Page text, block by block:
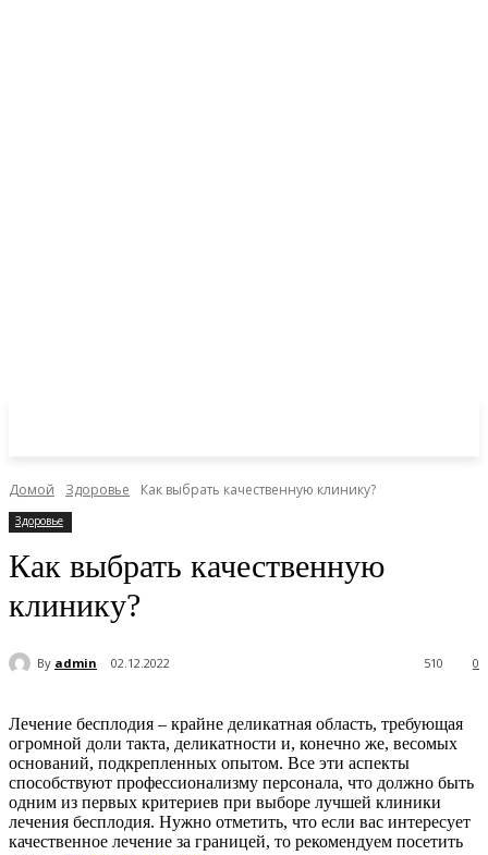
Домой Здоровье Как выбрать качественную клинику?
Здоровье
Как выбрать качественную
клинику?
By admin 02.12.2022 0
510
Лечение бесплодия – крайне деликатная область, требующая
огромной доли такта, деликатности и, конечно же, весомых
оснований, подкрепленных опытом. Все эти аспекты
способствуют профессионализму персонала, что должно быть
одним из первых критериев при выборе лучшей клиники
лечения бесплодия. Нужно отметить, что если вас интересует
качественное лечение за границей, то рекомендуем посетить